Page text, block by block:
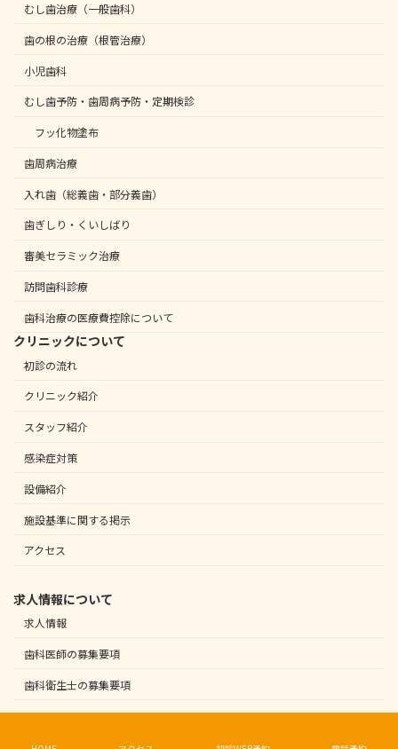
むし歯治療（一般歯科）
歯の根の治療（根管治療）
小児歯科
むし歯予防・歯周病予防・定期検診
フッ化物塗布
歯周病治療
入れ歯（総義歯・部分義歯）
歯ぎしり・くいしばり
審美セラミック治療
訪問歯科診療
歯科治療の医療費控除について
クリニックについて
初診の流れ
クリニック紹介
スタッフ紹介
感染症対策
設備紹介
施設基準に関する掲示
アクセス
求人情報について
求人情報
歯科医師の募集要項
歯科衛生士の募集要項
Rights Reserved.